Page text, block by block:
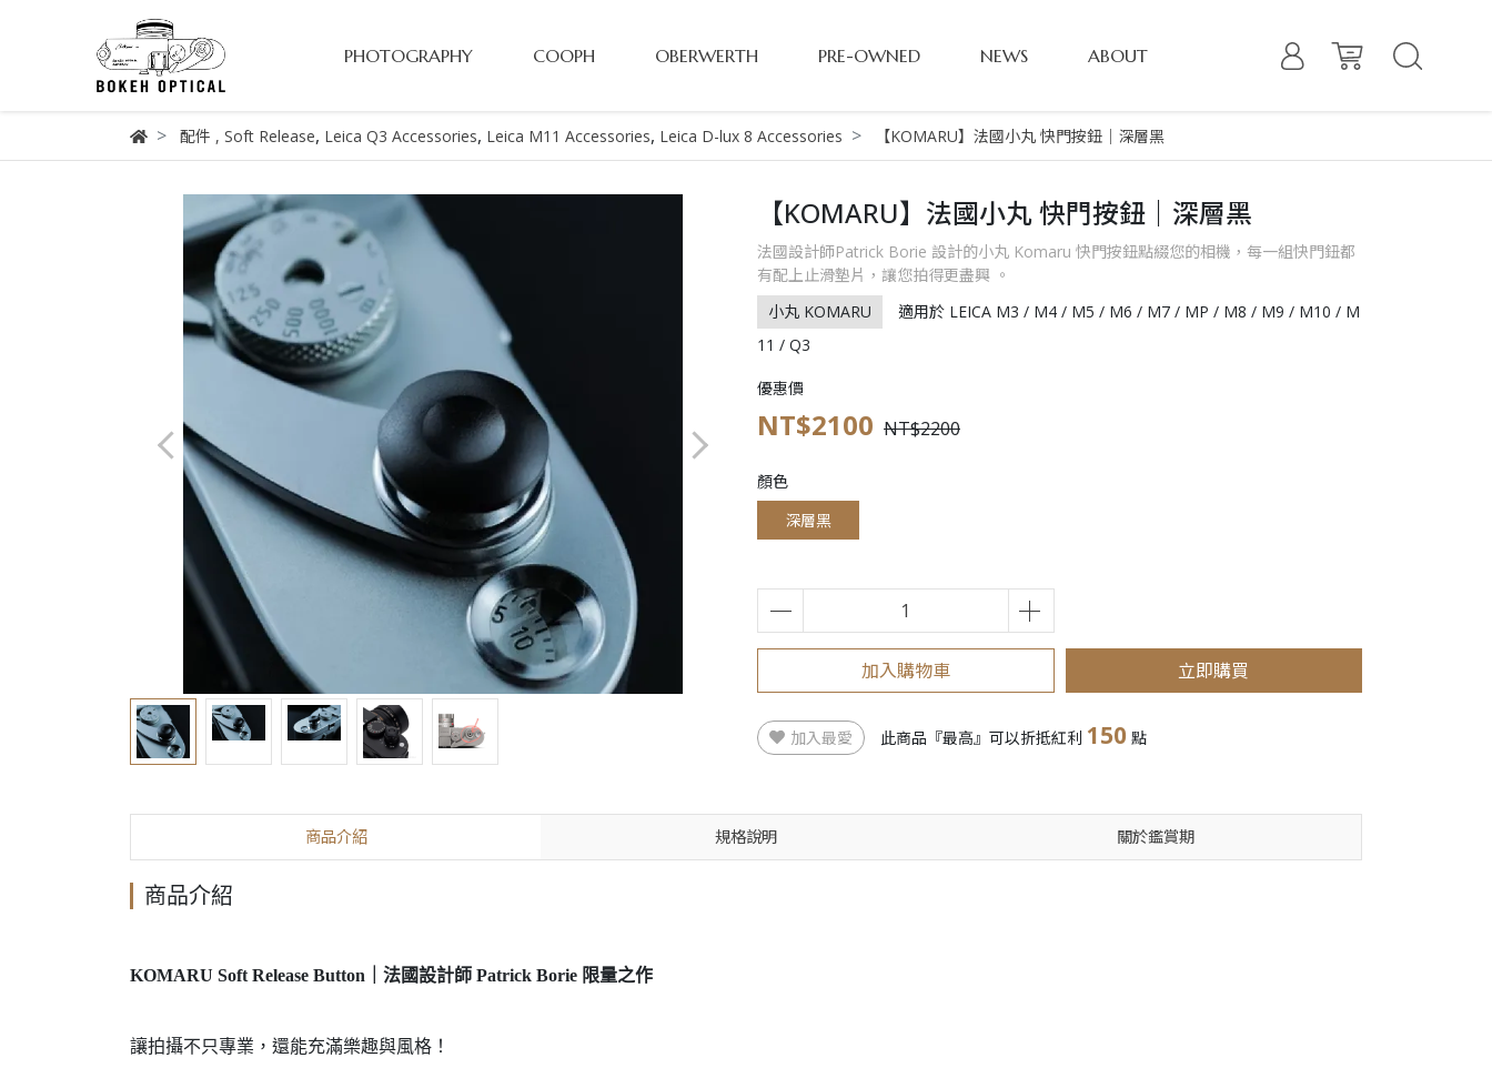
PHOTOGRAPHY COOPH OBERWERTH PRE-OWNED NEWS ABOUT
配件 , Soft Release, Leica Q3 Accessories, Leica M11 Accessories, Leica D-lux 8 Accessories 【KOMARU】法國小丸 快門按鈕｜深層黑
【KOMARU】法國小丸 快門按鈕｜深層黑
法國設計師Patrick Borie 設計的小丸 Komaru 快門按鈕點綴您的相機，每一組快門鈕都
有配上止滑墊片，讓您拍得更盡興 。
小丸 KOMARU
適用於 LEICA M3 / M4 / M5 / M6 / M7 / MP / M8 / M9 / M10 / M
11 / Q3
優惠價
NT$2100 NT$2200
顏色
深層黑
加入購物車 立即購買
加入最愛 此商品『最高』可以折抵紅利 150 點
商品介紹 規格說明 關於鑑賞期
商品介紹
KOMARU Soft Release Button｜法國設計師 Patrick Borie 限量之作
讓拍攝不只專業，還能充滿樂趣與風格！